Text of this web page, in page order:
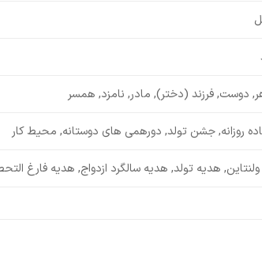
دوست, فرزند (دختر), مادر, نامزد, همسر
روزانه, جشن تولد, دورهمی های دوستانه, محیط کار
ولنتاین, هدیه تولد, هدیه سالگرد ازدواج, هدیه فارغ